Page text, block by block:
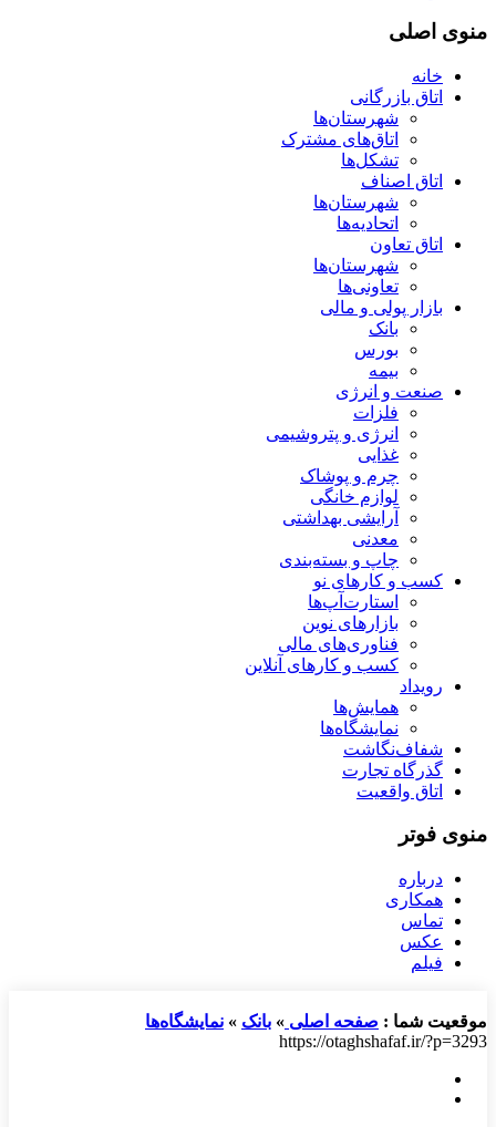
منوی اصلی
خانه
اتاق بازرگانی
شهرستان‌ها
اتاق‌های مشترک
تشکل‌ها
اتاق اصناف
شهرستان‌ها
اتحادیه‌ها
اتاق تعاون
شهرستان‌ها
تعاونی‌ها
بازار پولی و مالی
بانک
بورس
بیمه
صنعت و انرژی
فلزات
انرژی و پتروشیمی
غذایی
چرم و پوشاک
لوازم خانگی
آرایشی بهداشتی
معدنی
چاپ و بسته‌بندی
کسب و کارهای نو
استارت‌آپ‌ها
بازارهای نوین
فناوری‌های مالی
کسب و کارهای آنلاین
رویداد
همایش‌ها
نمایشگاه‌ها
شفاف‌نگاشت
گذرگاه تجارت
اتاق واقعیت
منوی فوتر
درباره
همکاری
تماس
عکس
فیلم
موقعیت شما : صفحه اصلی » بانک » نمایشگاه‌ها
https://otaghshafaf.ir/?p=3293